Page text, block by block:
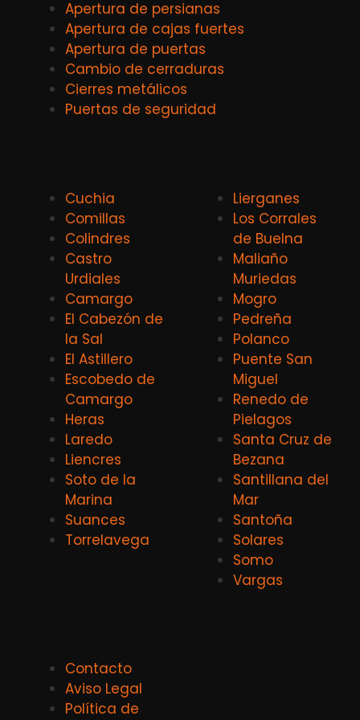
Apertura de persianas
Apertura de cajas fuertes
Apertura de puertas
Cambio de cerraduras
Cierres metálicos
Puertas de seguridad
Cuchia
Comillas
Colindres
Castro
Urdiales
Camargo
El Cabezón de
la Sal
El Astillero
Escobedo de
Camargo
Heras
Laredo
Liencres
Soto de la
Marina
Suances
Torrelavega
Lierganes
Los Corrales
de Buelna
Maliaño
Muriedas
Mogro
Pedreña
Polanco
Puente San
Miguel
Renedo de
Pielagos
Santa Cruz de
Bezana
Santillana del
Mar
Santoña
Solares
Somo
Vargas
Contacto
Aviso Legal
Política de